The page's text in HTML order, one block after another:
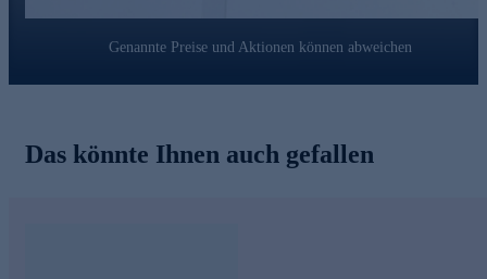
Genannte Preise und Aktionen können abweichen
Das könnte Ihnen auch gefallen